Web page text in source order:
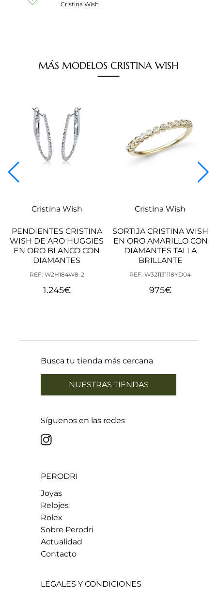
Cristina Wish
MÁS MODELOS CRISTINA WISH
Cristina Wish
PENDIENTES CRISTINA
WISH DE ARO HUGGIES
EN ORO BLANCO CON
DIAMANTES
REF: W2H184W8-2
1.245€
Cristina Wish
SORTIJA CRISTINA WISH
EN ORO AMARILLO CON
DIAMANTES TALLA
BRILLANTE
REF: W321131118YD04
975€
Busca tu tienda más cercana
NUESTRAS TIENDAS
Síguenos en las redes
PERODRI
Joyas
Relojes
Rolex
Sobre Perodri
Actualidad
Contacto
LEGALES Y CONDICIONES